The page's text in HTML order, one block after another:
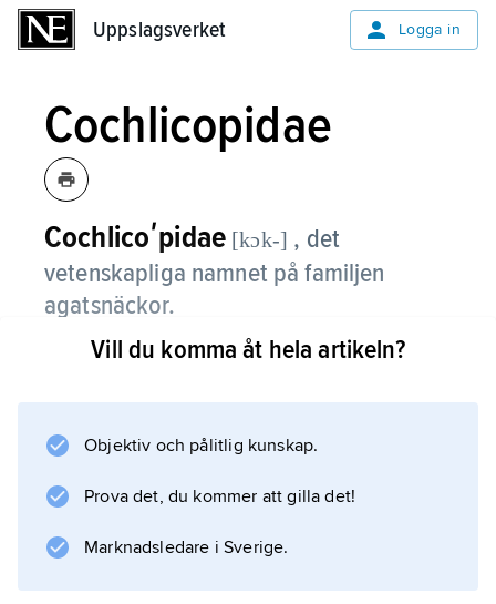
Uppslagsverket Logga in
Cochlicopidae
Cochlicoʹpidae [kɔk-] , det
vetenskapliga namnet på familjen
agatsnäckor.
Information om artikeln
Vill du komma åt hela artikeln?
Objektiv och pålitlig kunskap.
Prova det, du kommer att gilla det!
Marknadsledare i Sverige.